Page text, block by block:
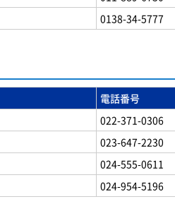
0138-34-5777
電話番号
022-371-0306
023-647-2230
024-555-0611
024-954-5196